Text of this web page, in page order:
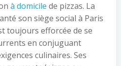
à domicile de pizzas. La
son siège social à Paris
toujours efforcée de se
en conjuguant
culinaires. Ses